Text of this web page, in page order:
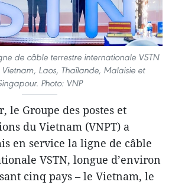
de câble terrestre internationale VSTN
Laos, Thaïlande, Malaisie et
Photo: VNP
le Groupe des postes et
du Vietnam (VNPT) a
en service la ligne de câble
VSTN, longue d’environ
cinq pays – le Vietnam, le